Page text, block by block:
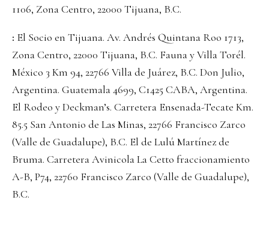
1106, Zona Centro, 22000 Tijuana, B.C.
: El Socio en Tijuana. Av. Andrés Quintana Roo 1713,
Zona Centro, 22000 Tijuana, B.C. Fauna y Villa Torél.
México 3 Km 94, 22766 Villa de Juárez, B.C. Don Julio,
Argentina. Guatemala 4699, C1425 CABA, Argentina.
El Rodeo y Deckman’s. Carretera Ensenada-Tecate Km.
85.5 San Antonio de Las Minas, 22766 Francisco Zarco
(Valle de Guadalupe), B.C. El de Lulú Martínez de
Bruma. Carretera Avinicola La Cetto fraccionamiento
A-B, P74, 22760 Francisco Zarco (Valle de Guadalupe),
B.C.